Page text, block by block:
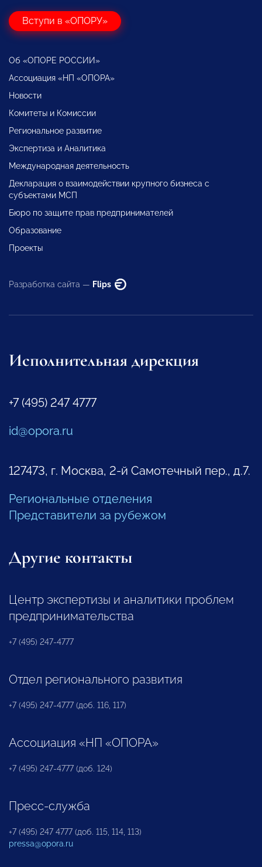
Вступи в «ОПОРУ»
Об «ОПОРЕ РОССИИ»
Ассоциация «НП «ОПОРА»
Новости
Комитеты и Комиссии
Региональное развитие
Экспертиза и Аналитика
Международная деятельность
Декларация о взаимодействии крупного бизнеса с
субъектами МСП
Бюро по защите прав предпринимателей
Образование
Проекты
Разработка сайта — Flips
Исполнительная дирекция
+7 (495) 247 4777
id@opora.ru
127473, г. Москва, 2-й Самотечный пер., д.7.
Региональные отделения
Представители за рубежом
Другие контакты
Центр экспертизы и аналитики проблем
предпринимательства
+7 (495) 247-4777
Отдел регионального развития
+7 (495) 247-4777 (доб. 116, 117)
Ассоциация «НП «ОПОРА»
+7 (495) 247-4777 (доб. 124)
Пресс-служба
+7 (495) 247 4777 (доб. 115, 114, 113)
pressa@opora.ru